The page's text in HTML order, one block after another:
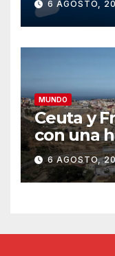
pagará
su
6 AGOSTO,
MUNDO
Ceuta y
con una
6 AGOSTO,